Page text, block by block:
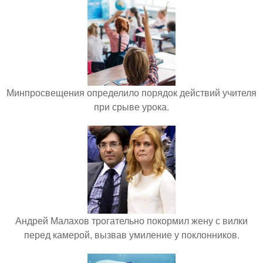
Минпросвещения определило порядок действий учителя
при срыве урока.
Андрей Малахов трогательно покормил жену с вилки
перед камерой, вызвав умиление у поклонников.